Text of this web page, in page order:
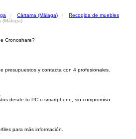
Cártama (Málaga)
Recogida de muebles
(Málaga)
Cronoshare?
presupuestos y contacta con 4 profesionales.
desde tu PC o smartphone, sin compromiso.
para más información.